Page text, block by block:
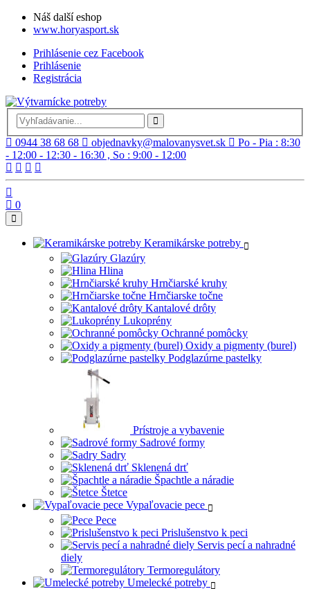
Náš další eshop
www.horyasport.sk
Prihlásenie cez Facebook
Prihlásenie
Registrácia
0944 38 68 68 objednavky@malovanysvet.sk
Po - Pia : 8:30
- 12:00 - 12:30 - 16:30 , So : 9:00 - 12:00
0
Keramikárske potreby
Glazúry
Hlina
Hrnčiarské kruhy
Hrnčiarske točne
Kantalové drôty
Lukoprény
Ochranné pomôcky
Oxidy a pigmenty (burel)
Podglazúrne pastelky
Prístroje a vybavenie
Sadrové formy
Sadry
Sklenená drť
Špachtle a náradie
Štetce
Vypaľovacie pece
Pece
Prislušenstvo k peci
Servis pecí a nahradné
diely
Termoregulátory
Umelecké potreby